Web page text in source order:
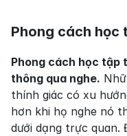
Phong cách học
Phong cách học tập
thông qua nghe.
thính giác có xu
hơn khi họ nghe nó
dưới dạng trực quan.